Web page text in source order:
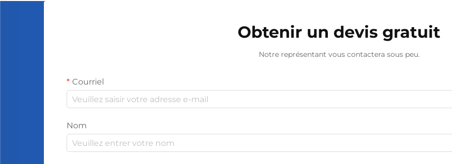
Obtenir un devis gratuit
Notre représentant vous contactera sous peu.
Courriel
Nom